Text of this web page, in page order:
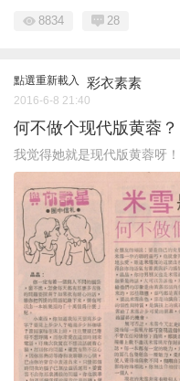
8834 28
點選重新載入 彩衣素素
2016-6-8 21:40
何不做个现代版黄蓉？
我觉得她就是现代版黄蓉呀